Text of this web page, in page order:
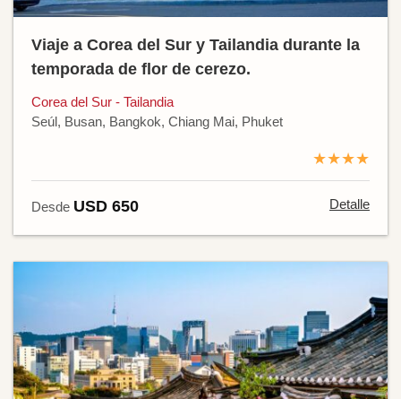
Viaje a Corea del Sur y Tailandia durante la
temporada de flor de cerezo.
Corea del Sur - Tailandia
Seúl, Busan, Bangkok, Chiang Mai, Phuket
★★★★
Desde USD 650 Detalle